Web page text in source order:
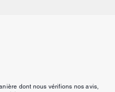
dont nous vérifions nos avis,